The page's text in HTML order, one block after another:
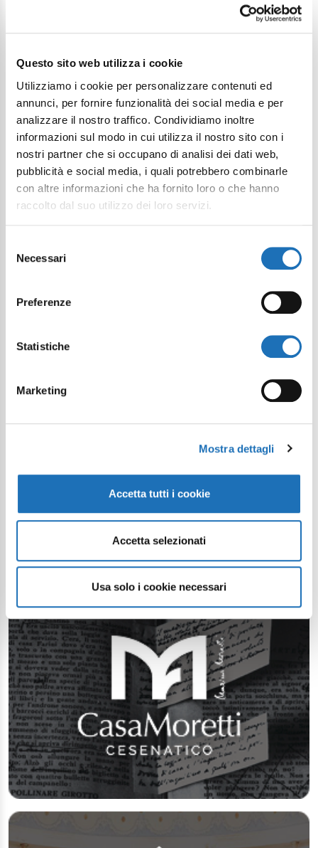
Questo sito web utilizza i cookie
Utilizziamo i cookie per personalizzare contenuti ed
annunci, per fornire funzionalità dei social media e per
analizzare il nostro traffico. Condividiamo inoltre
informazioni sul modo in cui utilizza il nostro sito con i
nostri partner che si occupano di analisi dei dati web,
pubblicità e social media, i quali potrebbero combinarle
con altre informazioni che ha fornito loro o che hanno
raccolto dal suo utilizzo dei loro servizi.
delNecessari
Preferenze
Statistiche
Marketing
Mostra dettagli
Accetta tutti i cookie
Accetta selezionati
Usa solo i cookie necessari
Continue exploring
Your digital journey inside Cesenatico